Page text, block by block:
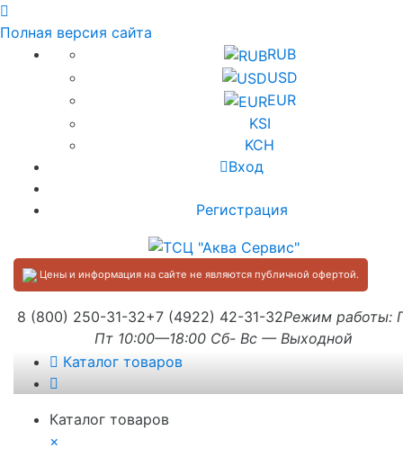
Полная версия сайта
RUB
USD
EUR
KSI
KCH
Вход
Регистрация
Цены и информация на сайте не являются публичной офертой.
8 (800) 250-31-32+7 (4922) 42-31-32Режим работы:
Пт 10:00—18:00 Сб- Вс — Выходной
Каталог товаров
Каталог товаров
×